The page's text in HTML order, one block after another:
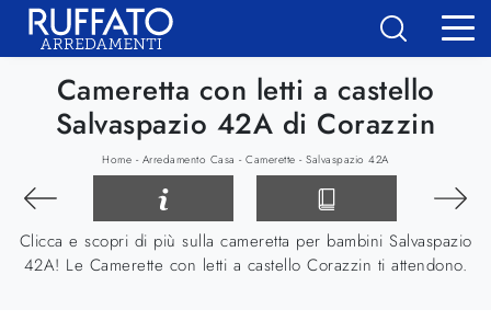
Cameretta con letti a castello
Salvaspazio 42A di Corazzin
Home - Arredamento Casa -Camerette -Salvaspazio 42A
Clicca e scopri di più sulla cameretta per bambini Salvaspazio
42A! Le Camerette con letti a castello Corazzin ti attendono.